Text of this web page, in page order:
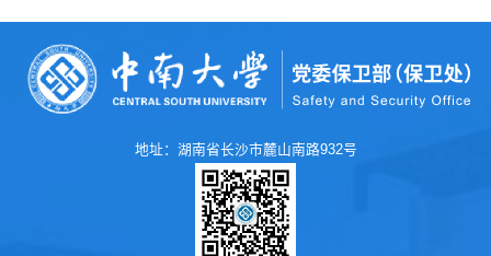
地址：湖南省长沙市麓山南路932号